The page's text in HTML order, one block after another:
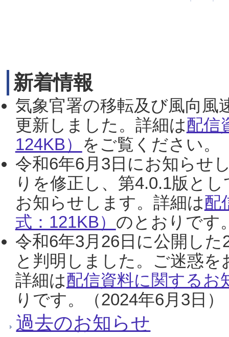
新着情報
気象官署の移転及び風向風
更新しました。詳細は配信
124KB） をご覧ください。
令和6年6月3日にお知らせ
りを修正し、第4.0.1版と
お知らせします。詳細は配
式：121KB） のとおりです
令和6年3月26日に公開し
と判明しました。ご迷惑
詳細は配信資料に関するお
りです。（2024年6月3日）
過去のお知らせ